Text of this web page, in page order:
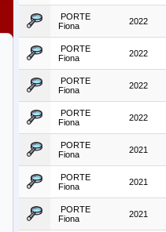
PORTE
Fiona
2022
PORTE
Fiona
2022
PORTE
Fiona
2022
PORTE
Fiona
2022
PORTE
Fiona
2021
PORTE
Fiona
2021
PORTE
Fiona
2021